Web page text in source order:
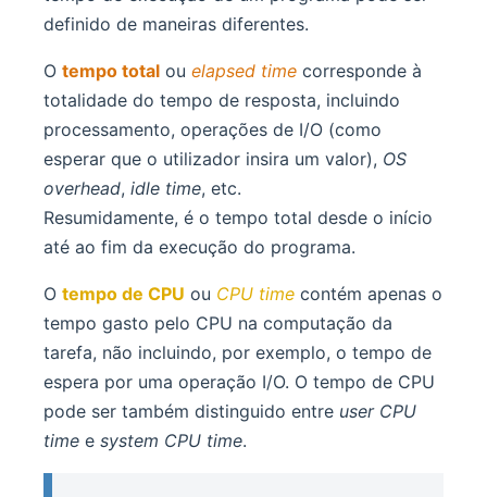
definido de maneiras diferentes.
O tempo total ou elapsed time corresponde à
totalidade do tempo de resposta, incluindo
processamento, operações de I/O (como
esperar que o utilizador insira um valor), OS
overhead, idle time, etc.
Resumidamente, é o tempo total desde o início
até ao fim da execução do programa.
O tempo de CPU ou CPU time contém apenas o
tempo gasto pelo CPU na computação da
tarefa, não incluindo, por exemplo, o tempo de
espera por uma operação I/O. O tempo de CPU
pode ser também distinguido entre user CPU
time e system CPU time.